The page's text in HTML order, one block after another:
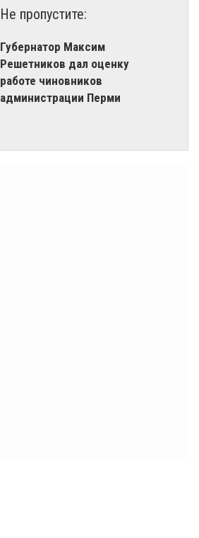
Не пропустите:
Губернатор Максим
Решетников дал оценку
работе чиновников
администрации Перми